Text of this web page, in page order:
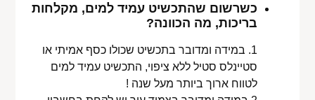
כשרשום שהתכשיט עמיד למים, מקלחות
בריכות, מה הכוונה?
1. במידה ומדובר בתכשיט שכולו כסף אמיתי או
סטיינלס סטיל ללא ציפוי, התכשיט עמיד למים
לטווח ארוך ביותר מעל שנה !